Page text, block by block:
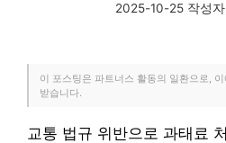
2025-10-25 작성
이 포스팅은 파트너스 활동의 일환으로,
받습니다.
교통 법규 위반으로 과태료